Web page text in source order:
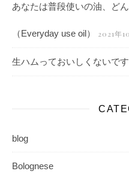
あなたは普段使いの油、ど
（Everyday use oil） 2021年
生ハムっておいしくないです
blog
Bolognese